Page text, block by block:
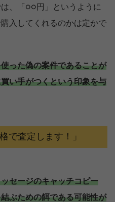
、「○○円」というように
入してくれるのかは定かで
った偽の案件であることが
い手がつくという印象を与
で査定します！」
セージのキャッチコピー
ぶための餌である可能性が